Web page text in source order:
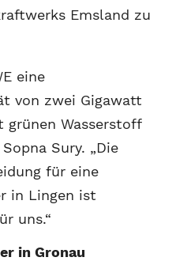
Emsland zu
eine
von zwei Gigawatt
Wasserstoff
Sury. „Die
für eine
in Lingen ist
uns.“
in Gronau